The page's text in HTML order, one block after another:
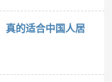
真的适合中国人居